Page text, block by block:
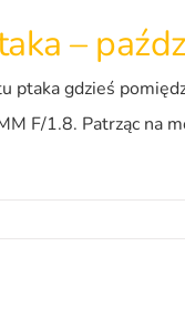
–
gdzieś
F/1.8. Patrząc na